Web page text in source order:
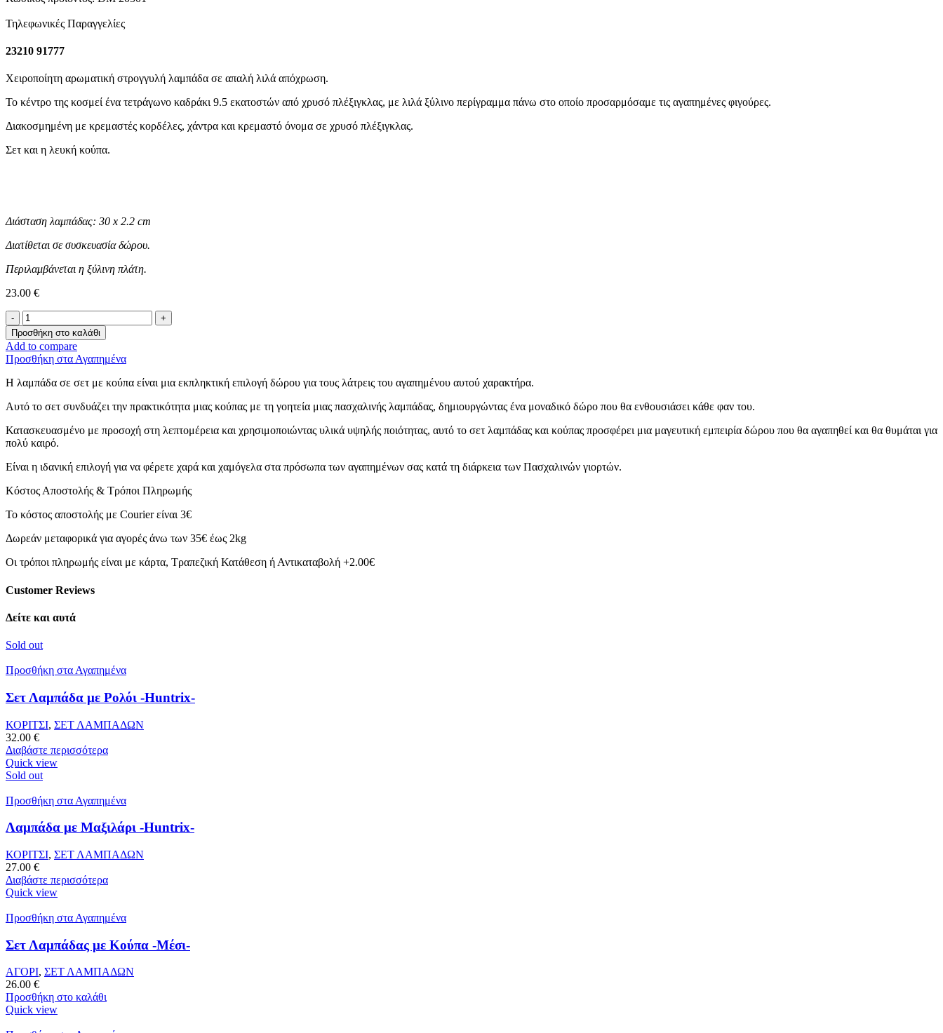
Τηλεφωνικές Παραγγελίες
23210 91777
Χειροποίητη αρωματική στρογγυλή λαμπάδα σε απαλή λιλά απόχρωση.
Το κέντρο της κοσμεί ένα τετράγωνο καδράκι 9.5 εκατοστών από χρυσό πλέξιγκλας, με λιλά ξύλινο περίγραμμα πάνω στο οποίο προσαρμόσαμε τις αγαπημένες φιγούρες.
Διακοσμημένη με κρεμαστές κορδέλες, χάντρα και κρεμαστό όνομα σε χρυσό πλέξιγκλας.
Σετ και η λευκή κούπα.
Διάσταση λαμπάδας: 30 x 2.2 cm
Διατίθεται σε συσκευασία δώρου.
Περιλαμβάνεται η ξύλινη πλάτη.
23.00 €
Λαμπάδα
με
κούπα
-Μικρά
Τερατάκια-
ποσότητα
Προσθήκη στο καλάθι
Add to compare
Προσθήκη στα Αγαπημένα
Η λαμπάδα σε σετ με κούπα είναι μια εκπληκτική επιλογή δώρου για τους λάτρεις του αγαπημένου αυτού χαρακτήρα.
Αυτό το σετ συνδυάζει την πρακτικότητα μιας κούπας με τη γοητεία μιας πασχαλινής λαμπάδας, δημιουργώντας ένα μοναδικό δώρο που θα ενθουσιάσει κάθε φαν του.
Κατασκευασμένο με προσοχή στη λεπτομέρεια και χρησιμοποιώντας υλικά υψηλής ποιότητας, αυτό το σετ λαμπάδας και κούπας προσφέρει μια μαγευτική εμπειρία δώρου που θα αγαπηθεί και θα θυμάται για
πολύ καιρό.
Είναι η ιδανική επιλογή για να φέρετε χαρά και χαμόγελα στα πρόσωπα των αγαπημένων σας κατά τη διάρκεια των Πασχαλινών γιορτών.
Κόστος Αποστολής & Τρόποι Πληρωμής
Το κόστος αποστολής με Courier είναι 3€
Δωρεάν μεταφορικά για αγορές άνω των 35€ έως 2kg
Οι τρόποι πληρωμής είναι με κάρτα, Τραπεζική Κατάθεση ή Αντικαταβολή +2.00€
Customer Reviews
Δείτε και αυτά
Sold out
Προσθήκη στα Αγαπημένα
Σετ Λαμπάδα με Ρολόι -Huntrix-
ΚΟΡΙΤΣΙ, ΣΕΤ ΛΑΜΠΑΔΩΝ
32.00 €
Διαβάστε περισσότερα
Quick view
Sold out
Προσθήκη στα Αγαπημένα
Λαμπάδα με Μαξιλάρι -Huntrix-
ΚΟΡΙΤΣΙ, ΣΕΤ ΛΑΜΠΑΔΩΝ
27.00 €
Διαβάστε περισσότερα
Quick view
Προσθήκη στα Αγαπημένα
Σετ Λαμπάδας με Κούπα -Μέσι-
ΑΓΟΡΙ, ΣΕΤ ΛΑΜΠΑΔΩΝ
26.00 €
Προσθήκη στο καλάθι
Quick view